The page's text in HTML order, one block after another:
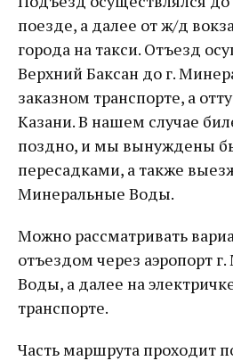
поезде, а далее от ж/д
города на такси. Отъезд
Верхний Баксан до г.
заказном транспорте, а
Казани. В нашем случае
поздно, и мы вынуждены
пересадками, а также
Минеральные Воды.
Можно рассматривать
отъездом через аэропорт
Воды, а далее на
транспорте.
Часть маршрута проходит